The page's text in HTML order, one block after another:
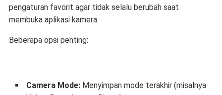
pengaturan favorit agar tidak selalu berubah saat
membuka aplikasi kamera.
Beberapa opsi penting:
Camera Mode:Menyimpan mode terakhir (misalnya